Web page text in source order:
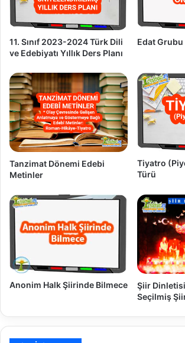
11. Sınıf 2023-2024 Türk Dili
ve Edebiyatı Yıllık Ders Planı
Edat
Tanzimat Dönemi Edebi
Metinler
Tiyatro
Türü
Anonim Halk Şiirinde Bilmece
Şiir
Seçilmiş